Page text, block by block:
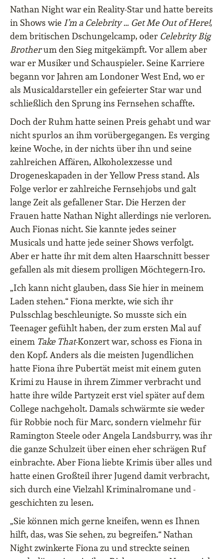
Nathan Night war ein Reality-Star und hatte bereits
in Shows wie I’m a Celebrity… Get Me Out of Here!,
dem britischen Dschungelcamp, oder Celebrity Big
Brotherum den Sieg mitgekämpft. Vor allem aber
war er Musiker und Schauspieler. Seine Karriere
begann vor Jahren am Londoner West End, wo er
als Musicaldarsteller ein gefeierter Star war und
schließlich den Sprung ins Fernsehen schaffte.
Doch der Ruhm hatte seinen Preis gehabt und war
nicht spurlos an ihm vorübergegangen. Es verging
keine Woche, in der nichts über ihn und seine
zahlreichen Affären, Alkoholexzesse und
Drogeneskapaden in der Yellow Press stand. Als
Folge verlor er zahlreiche Fernsehjobs und galt
lange Zeit als gefallener Star. Die Herzen der
Frauen hatte Nathan Night allerdings nie verloren.
Auch Fionas nicht. Sie kannte jedes seiner
Musicals und hatte jede seiner Shows verfolgt.
Aber er hatte ihr mit dem alten Haarschnitt besser
gefallen als mit diesem prolligen Möchtegern-Iro.
„Ich kann nicht glauben, dass Sie hier in meinem
Laden stehen.“ Fiona merkte, wie sich ihr
Pulsschlag beschleunigte. So musste sich ein
Teenager gefühlt haben, der zum ersten Mal auf
einem Take That-Konzert war, schoss es Fiona in
den Kopf. Anders als die meisten Jugendlichen
hatte Fiona ihre Pubertät meist mit einem guten
Krimi zu Hause in ihrem Zimmer verbracht und
hatte ihre wilde Partyzeit erst viel später auf dem
College nachgeholt. Damals schwärmte sie weder
für Robbie noch für Marc, sondern vielmehr für
Ramington Steele oder Angela Landsburry, was ihr
die ganze Schulzeit über einen eher schrägen Ruf
einbrachte. Aber Fiona liebte Krimis über alles und
hatte einen Großteil ihrer Jugend damit verbracht,
sich durch eine Vielzahl Kriminalromane und -
geschichten zu lesen.
„Sie können mich gerne kneifen, wenn es Ihnen
hilft, das, was Sie sehen, zu begreifen.“ Nathan
Night zwinkerte Fiona zu und streckte seinen